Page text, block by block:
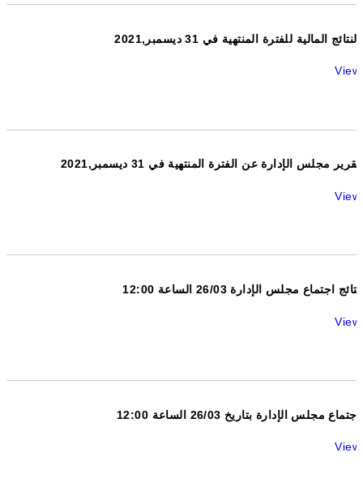
النتائج المالية للفترة المنتهية في 31 ديسمبر,2021
View
تقرير مجلس الإدارة عن الفترة المنتهية في 31 ديسمبر,2021
View
نتائج اجتماع مجلس الإدارة 26/03 الساعة 12:00
View
اجتماع مجلس الإدارة بتاريخ 26/03 الساعة 12:00
View